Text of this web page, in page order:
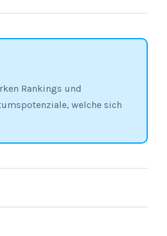
Rankings und
welche sich